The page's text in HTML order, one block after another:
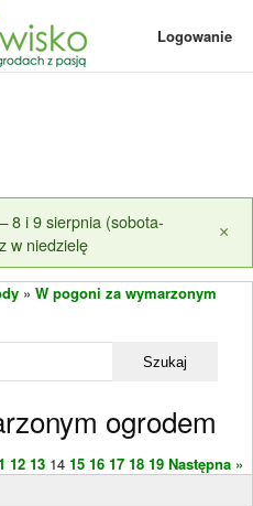
Logowanie
8 i 9 sierpnia (sobota-
w niedzielę
×
» W pogoni za wymarzonym
Szukaj
ogrodem
12 13 14 15 16 17 18 19 Następna »